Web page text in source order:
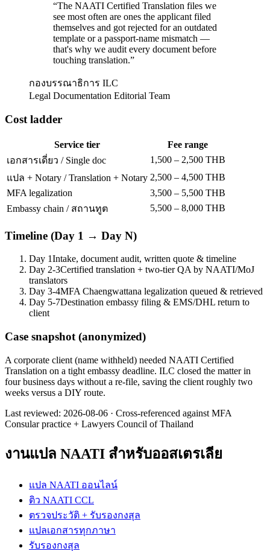
“The NAATI Certified Translation files we
see most often are ones the applicant filed
themselves and got rejected for an outdated
template or a passport-name mismatch —
that's why we audit every document before
touching translation.”
กองบรรณาธิการ ILC
Legal Documentation Editorial Team
Cost ladder
Service tier
Fee range
เอกสารเดี่ยว / Single doc
1,500 – 2,500 THB
แปล + Notary / Translation + Notary 2,500 – 4,500 THB
MFA legalization
3,500 – 5,500 THB
Embassy chain / สถานทูต
5,500 – 8,000 THB
Timeline (Day 1 → Day N)
Day 1Intake, document audit, written quote & timeline
Day 2-3Certified translation + two-tier QA by NAATI/MoJ
translators
Day 3-4MFA Chaengwattana legalization queued & retrieved
Day 5-7Destination embassy filing & EMS/DHL return to
client
Case snapshot (anonymized)
A corporate client (name withheld) needed NAATI Certified
Translation on a tight embassy deadline. ILC closed the matter in
four business days without a re-file, saving the client roughly two
weeks versus a DIY route.
Last reviewed: 2026-08-06 · Cross-referenced against MFA
Consular practice + Lawyers Council of Thailand
งานแปล NAATI สำหรับออสเตรเลีย
แปล NAATI ออนไลน์
ติว NAATI CCL
ตรวจประวัติ + รับรองกงสุล
แปลเอกสารทุกภาษา
รับรองกงสุล